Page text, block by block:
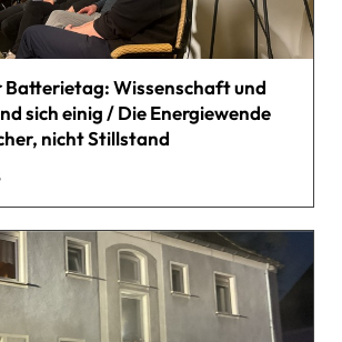
Batterietag: Wissenschaft und
sich einig / Die Energiewende
nicht Stillstand